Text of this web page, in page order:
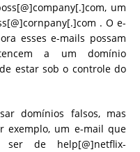
um
. O e-
esses e-mails possam
a um domínio
estar sob o controle do
domínios falsos, mas
exemplo, um e-mail que
de help[@]netflix-